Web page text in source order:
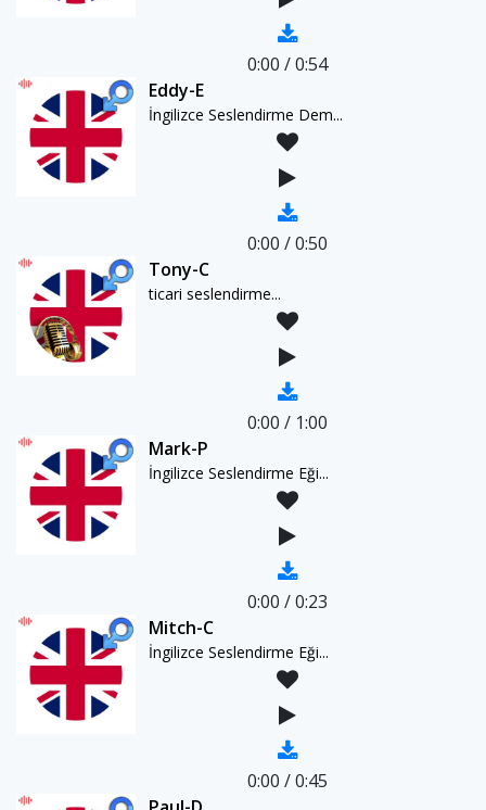
0:00 /0:54
Eddy-E
İngilizce Seslendirme Dem...
0:00 /0:50
Tony-C
ticari seslendirme...
0:00 / 1:00
Mark-P
İngilizce Seslendirme Eği...
0:00 /0:23
Mitch-C
İngilizce Seslendirme Eği...
0:00 /0:45